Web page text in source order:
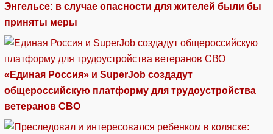
Энгельсе: в случае опасности для жителей были бы
приняты меры
«Единая Россия» и SuperJob создадут
общероссийскую платформу для трудоустройства
ветеранов СВО